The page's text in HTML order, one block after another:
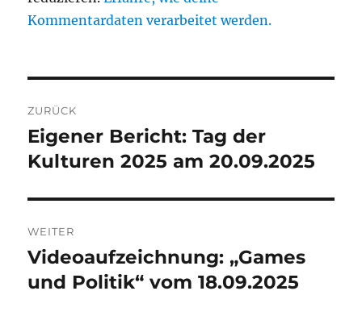
Kommentardaten verarbeitet werden.
ZURÜCK
Vorheriger
Beitrag:
Eigener Bericht: Tag der
Kulturen 2025 am 20.09.2025
WEITER
Nächster
Beitrag:
Videoaufzeichnung: „Games
und Politik“ vom 18.09.2025